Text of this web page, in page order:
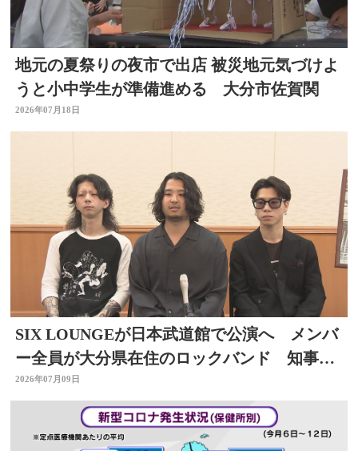
地元の夏祭りの夜市で出店 被災地元気づけよ
うと小中学生が準備進める 大分市佐賀関
2026年07月18日
SIX LOUNGEが日本武道館で公演へ メンバ
ー全員が大分県在住のロックバンド 知事を
表敬
2026年07月09日